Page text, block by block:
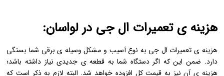
هزینه ی تعمیرات ال جی در لواسان:
هزینه ی تعمیرات ال جی به نوع آسیب و مشکل وسیله ی برقی شما بستگی
دارد. ضمن این که اگر دستگاه شما به قطعه ی جدیدی نیاز داشته باشد؛
هزینه ی آن نیز به قیمت کل افزوده خواهد شد. البته لازم به ذکر است که